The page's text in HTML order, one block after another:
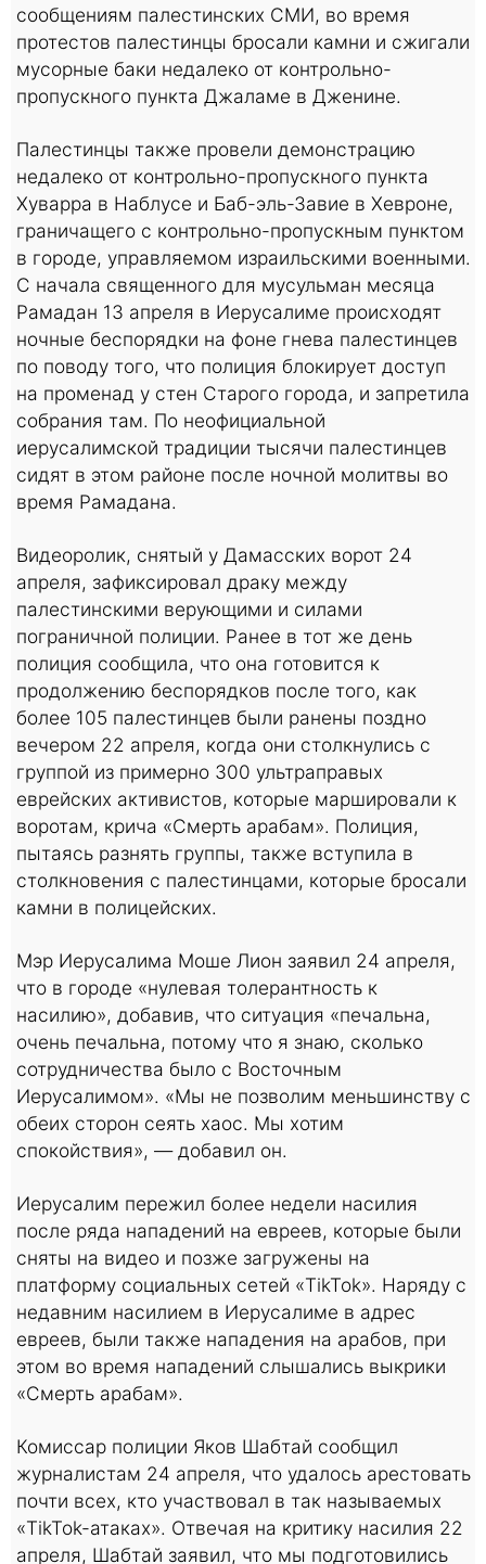
сообщениям палестинских СМИ, во время
протестов палестинцы бросали камни и сжигали
мусорные баки недалеко от контрольно-
пропускного пункта Джаламе в Дженине.
Палестинцы также провели демонстрацию
недалеко от контрольно-пропускного пункта
Хуварра в Наблусе и Баб-эль-Завие в Хевроне,
граничащего с контрольно-пропускным пунктом
в городе, управляемом израильскими военными.
С начала священного для мусульман месяца
Рамадан 13 апреля в Иерусалиме происходят
ночные беспорядки на фоне гнева палестинцев
по поводу того, что полиция блокирует доступ
на променад у стен Старого города, и запретила
собрания там. По неофициальной
иерусалимской традиции тысячи палестинцев
сидят в этом районе после ночной молитвы во
время Рамадана.
Видеоролик, снятый у Дамасских ворот 24
апреля, зафиксировал драку между
палестинскими верующими и силами
пограничной полиции. Ранее в тот же день
полиция сообщила, что она готовится к
продолжению беспорядков после того, как
более 105 палестинцев были ранены поздно
вечером 22 апреля, когда они столкнулись с
группой из примерно 300 ультраправых
еврейских активистов, которые маршировали к
воротам, крича «Смерть арабам». Полиция,
пытаясь разнять группы, также вступила в
столкновения с палестинцами, которые бросали
камни в полицейских.
Мэр Иерусалима Моше Лион заявил 24 апреля,
что в городе «нулевая толерантность к
насилию», добавив, что ситуация «печальна,
очень печальна, потому что я знаю, сколько
сотрудничества было с Восточным
Иерусалимом». «Мы не позволим меньшинству с
обеих сторон сеять хаос. Мы хотим
спокойствия», — добавил он.
Иерусалим пережил более недели насилия
после ряда нападений на евреев, которые были
сняты на видео и позже загружены на
платформу социальных сетей «TikTok». Наряду с
недавним насилием в Иерусалиме в адрес
евреев, были также нападения на арабов, при
этом во время нападений слышались выкрики
«Смерть арабам».
Комиссар полиции Яков Шабтай сообщил
журналистам 24 апреля, что удалось арестовать
почти всех, кто участвовал в так называемых
«TikTok-атаках». Отвечая на критику насилия 22
апреля, Шабтай заявил, что мы подготовились